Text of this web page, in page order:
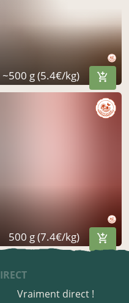
~500 g (5.4€/kg)
500 g (7.4€/kg)
Vraiment direct !